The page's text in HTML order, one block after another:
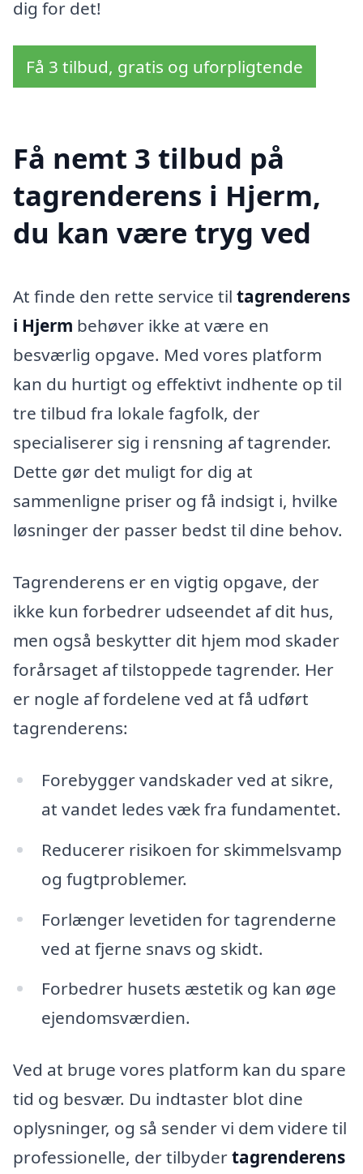
dig for det!
Få 3 tilbud, gratis og uforpligtende
Få nemt 3 tilbud på
tagrenderens i Hjerm,
du kan være tryg ved
At finde den rette service til tagrenderens
i Hjerm behøver ikke at være en
besværlig opgave. Med vores platform
kan du hurtigt og effektivt indhente op til
tre tilbud fra lokale fagfolk, der
specialiserer sig i rensning af tagrender.
Dette gør det muligt for dig at
sammenligne priser og få indsigt i, hvilke
løsninger der passer bedst til dine behov.
Tagrenderens er en vigtig opgave, der
ikke kun forbedrer udseendet af dit hus,
men også beskytter dit hjem mod skader
forårsaget af tilstoppede tagrender. Her
er nogle af fordelene ved at få udført
tagrenderens:
Forebygger vandskader ved at sikre,
at vandet ledes væk fra fundamentet.
Reducerer risikoen for skimmelsvamp
og fugtproblemer.
Forlænger levetiden for tagrenderne
ved at fjerne snavs og skidt.
Forbedrer husets æstetik og kan øge
ejendomsværdien.
Ved at bruge vores platform kan du spare
tid og besvær. Du indtaster blot dine
oplysninger, og så sender vi dem videre til
professionelle, der tilbydertagrenderens